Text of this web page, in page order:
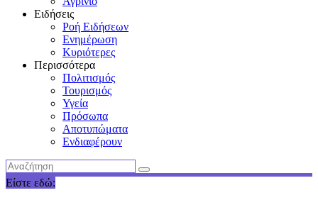
Ειδήσεις
Ροή Ειδήσεων
Ενημέρωση
Κυριότερες
Περισσότερα
Πολιτισμός
Τουρισμός
Υγεία
Πρόσωπα
Αποτυπώματα
Ενδιαφέρουν
Είστε εδώ: